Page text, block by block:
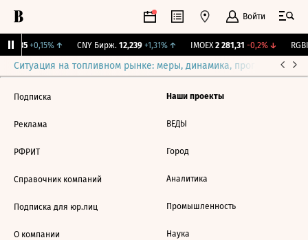
Войти
115,35 +0,15%↑ CNY Бирж. 12,239 +1,31%↑ IMOEX 2 281,31 -0,2%↓
Ситуация на топливном рынке: меры, динамика, прогнозы
Подписка
Реклама
РФРИТ
Справочник компаний
Подписка для юр.лиц
О компании
Наши проекты
ВЕДЫ
Город
Аналитика
Промышленность
Наука